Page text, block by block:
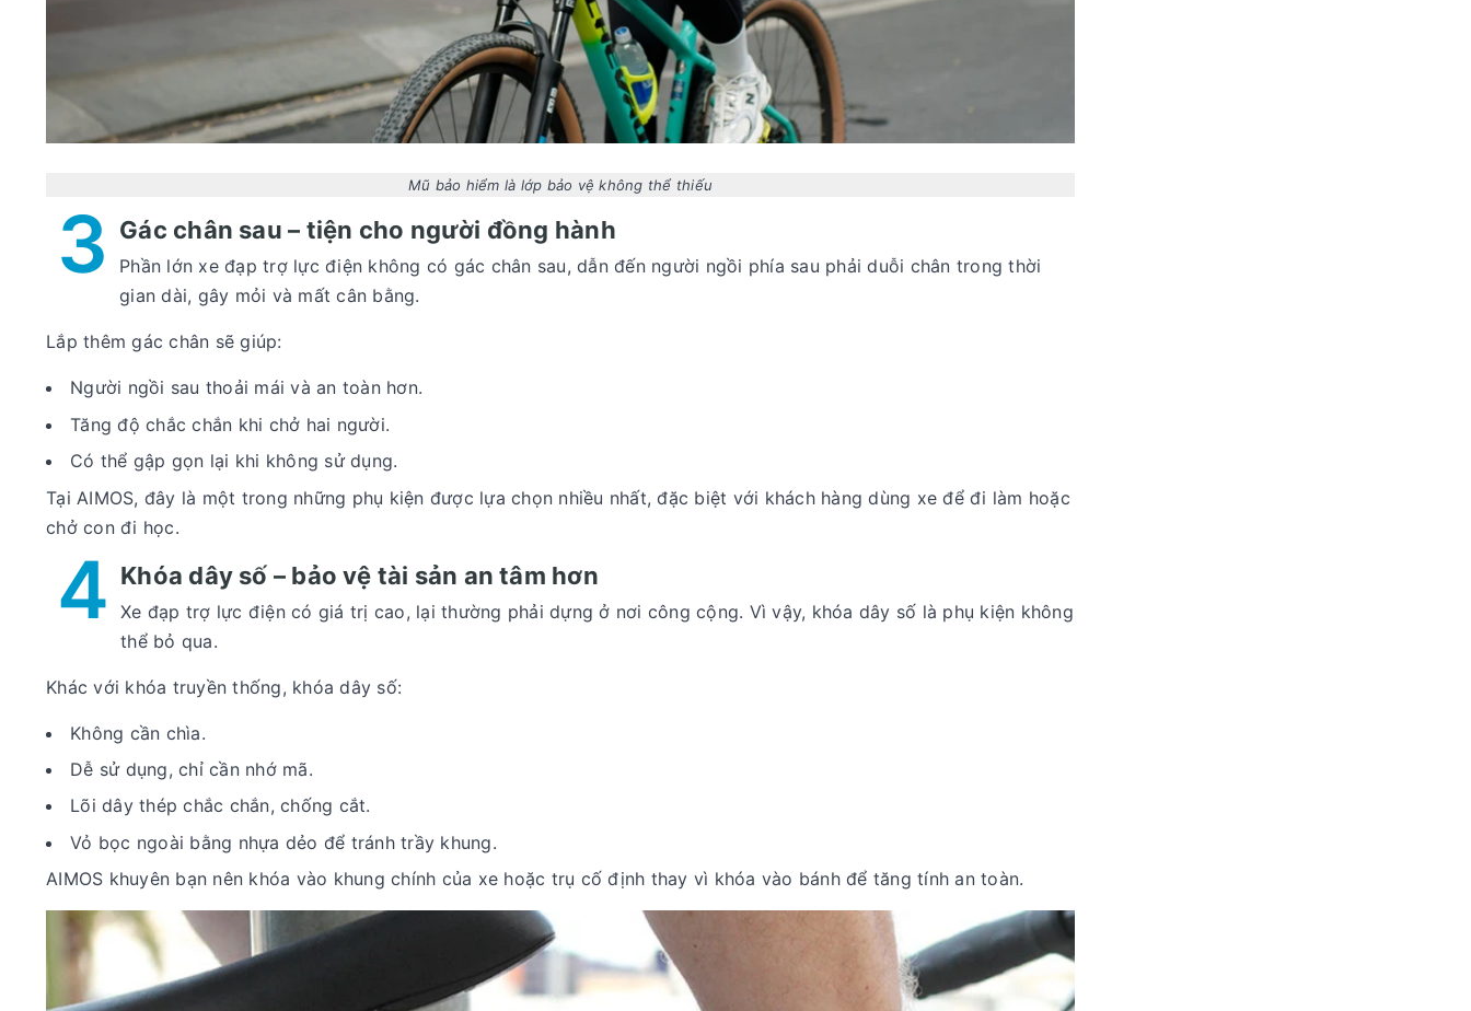
Mũ bảo hiểm là lớp bảo vệ không thể thiếu
3 Gác chân sau – tiện cho người đồng hành
Phần lớn xe đạp trợ lực điện không có gác chân sau, dẫn đến người ngồi phía sau phải duỗi chân trong thời
gian dài, gây mỏi và mất cân bằng.
Lắp thêm gác chân sẽ giúp:
Người ngồi sau thoải mái và an toàn hơn.
Tăng độ chắc chắn khi chở hai người.
Có thể gập gọn lại khi không sử dụng.
Tại AIMOS, đây là một trong những phụ kiện được lựa chọn nhiều nhất, đặc biệt với khách hàng dùng xe để đi làm hoặc
chở con đi học.
4 Khóa dây số – bảo vệ tài sản an tâm hơn
Xe đạp trợ lực điện có giá trị cao, lại thường phải dựng ở nơi công cộng. Vì vậy, khóa dây số là phụ kiện không
thể bỏ qua.
Khác với khóa truyền thống, khóa dây số:
Không cần chìa.
Dễ sử dụng, chỉ cần nhớ mã.
Lõi dây thép chắc chắn, chống cắt.
Vỏ bọc ngoài bằng nhựa dẻo để tránh trầy khung.
AIMOS khuyên bạn nên khóa vào khung chính của xe hoặc trụ cố định thay vì khóa vào bánh để tăng tính an toàn.